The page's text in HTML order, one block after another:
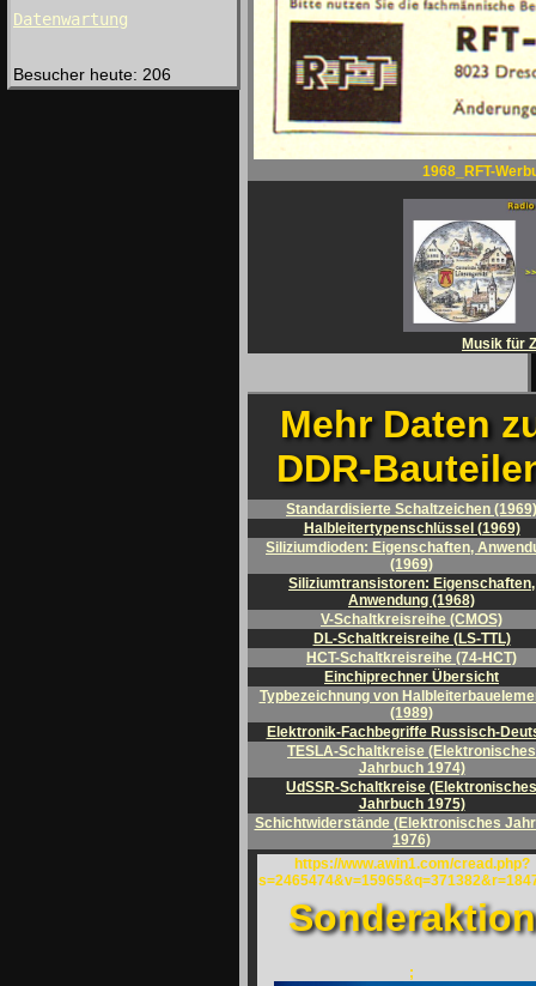
Datenwartung
Besucher heute: 206
1968_RFT-
Musik für
Mehr Daten
DDR-
Standardisierte Schaltzeichen (1969)
Halbleitertypenschlüssel (1969)
Siliziumdioden: Eigenschaften,
(1969)
Siliziumtransistoren: Eigenschaften,
Anwendung (1968)
V-Schaltkreisreihe (CMOS)
DL-Schaltkreisreihe (LS-TTL)
HCT-Schaltkreisreihe (74-HCT)
Einchiprechner Übersicht
Typbezeichnung von
(1989)
Elektronik-Fachbegriffe Russisch-
TESLA-Schaltkreise (Elektronisches
Jahrbuch 1974)
UdSSR-Schaltkreise (Elektronisches
Jahrbuch 1975)
Schichtwiderstände (Elektronisches
1976)
https://www.awin1.com/cread.php?
Sonderaktion
;